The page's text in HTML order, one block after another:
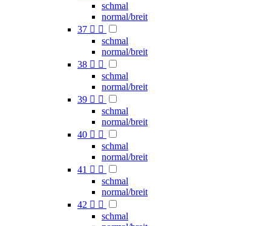
schmal
normal/breit
37  
schmal
normal/breit
38  
schmal
normal/breit
39  
schmal
normal/breit
40  
schmal
normal/breit
41  
schmal
normal/breit
42  
schmal